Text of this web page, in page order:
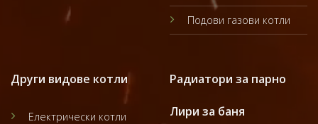
Подови газови котли
Други видове котли
Електрически котли
Радиатори за парно
Лири за баня